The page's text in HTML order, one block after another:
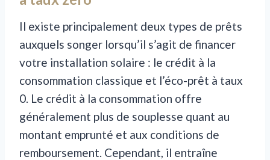
Il existe principalement deux types de prêts
auxquels songer lorsqu’il s’agit de financer
votre installation solaire : le crédit à la
consommation classique et l’éco-prêt à taux
0. Le crédit à la consommation offre
généralement plus de souplesse quant au
montant emprunté et aux conditions de
remboursement. Cependant, il entraîne